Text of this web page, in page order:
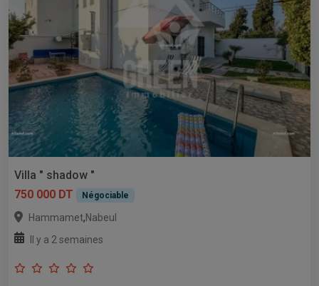
Villa " shadow "
750 000 DT
Négociable
Hammamet,Nabeul
Il y a 2 semaines